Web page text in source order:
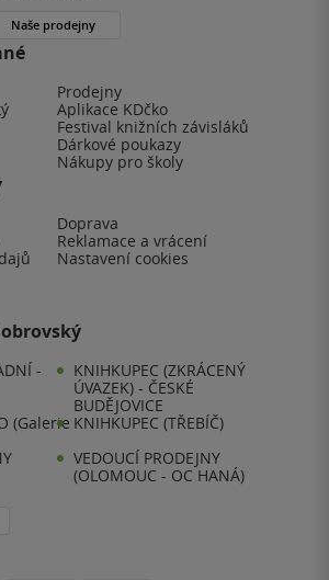
Prodejny
Aplikace KDčko
Festival knižních závisláků
Dárkové poukazy
Nákupy pro školy
Doprava
Reklamace a vrácení
Nastavení cookies
-
KNIHKUPEC (ZKRÁCENÝ
ÚVAZEK) - ČESKÉ
BUDĚJOVICE
(Galerie KNIHKUPEC (TŘEBÍČ)
VEDOUCÍ PRODEJNY
(OLOMOUC - OC HANÁ)
Naše prodejny